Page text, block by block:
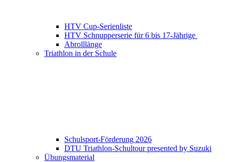
HTV Cup-Serienliste
HTV Schnupperserie für 6 bis 17-Jährige
Abrolllänge
Triathlon in der Schule
Schulsport-Förderung 2026
DTU Triathlon-Schultour presented by Suzuki
Übungsmaterial